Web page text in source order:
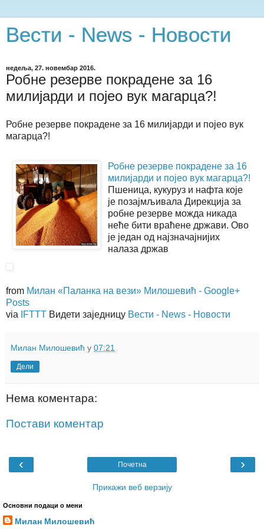
Вести - News - Новости
недеља, 27. новембар 2016.
Робне резерве покрадене за 16
милијарди и појео вук магарца?!
Робне резерве покрадене за 16 милијарди и појео вук
магарца?!
Робне резерве покрадене за 16
милијарди и појео вук магарца?!
Пшеница, кукуруз и нафта које
је позајмљивала Дирекција за
робне резерве можда никада
неће бити враћене држави. Ово
је један од најзначајнијих
налаза држав
from Милан «Паланка на вези» Милошевић - Google+
Posts
via
IFTTT Видети заједницу Вести - News - Новости
Милан Милошевић у 07:21
Дели
Нема коментара:
Постави коментар
‹ ›
Почетна
Прикажи веб верзију
Основни подаци о мени
Милан Милошевић